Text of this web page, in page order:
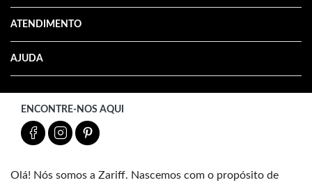
ATENDIMENTO
AJUDA
ENCONTRE-NOS AQUI
Olá! Nós somos a Zariff. Nascemos com o propósito de